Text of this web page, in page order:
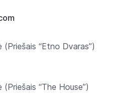
“Etno Dvaras”)
“The House”)